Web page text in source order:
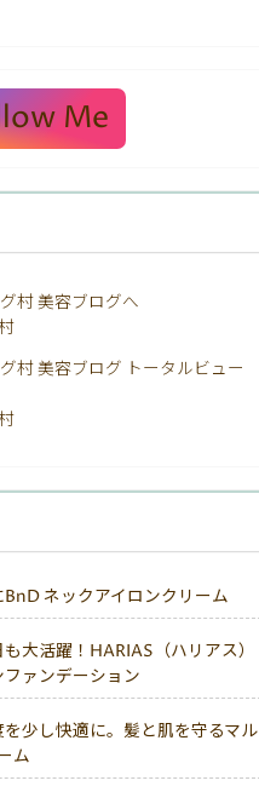
Me
ネックアイロンクリーム
大活躍！HARIAS（ハリアス）
ァンデーション
少し快適に。髪と肌を守るマル
ム